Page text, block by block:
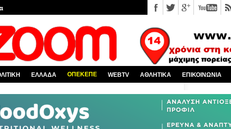
και όλη την Εύβοια
την Ελλάδα
ΕΛΛΑΔΑ ΟΠΕΚΕΠΕ WEBTV ΑΘΛΗΤΙΚΑ ΕΠΙΚΟΙΝΩΝΙΑ